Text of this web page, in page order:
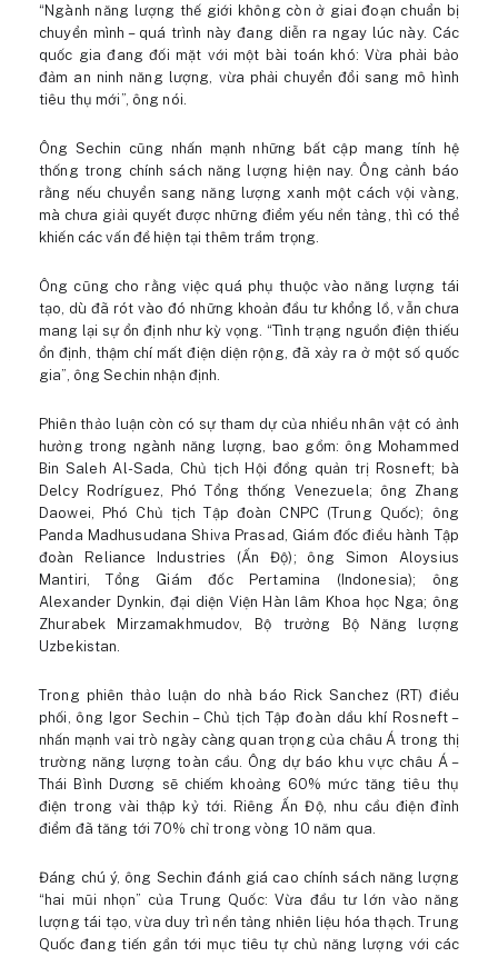
“Ngành năng lượng thế giới không còn ở giai đoạn chuẩn bị
chuyển mình – quá trình này đang diễn ra ngay lúc này. Các
quốc gia đang đối mặt với một bài toán khó: Vừa phải bảo
đảm an ninh năng lượng, vừa phải chuyển đổi sang mô hình
tiêu thụ mới”, ông nói.
Ông Sechin cũng nhấn mạnh những bất cập mang tính hệ
thống trong chính sách năng lượng hiện nay. Ông cảnh báo
rằng nếu chuyển sang năng lượng xanh một cách vội vàng,
mà chưa giải quyết được những điểm yếu nền tảng, thì có thể
khiến các vấn đề hiện tại thêm trầm trọng.
Ông cũng cho rằng việc quá phụ thuộc vào năng lượng tái
tạo, dù đã rót vào đó những khoản đầu tư khổng lồ, vẫn chưa
mang lại sự ổn định như kỳ vọng. “Tình trạng nguồn điện thiếu
ổn định, thậm chí mất điện diện rộng, đã xảy ra ở một số quốc
gia”, ông Sechin nhận định.
Phiên thảo luận còn có sự tham dự của nhiều nhân vật có ảnh
hưởng trong ngành năng lượng, bao gồm: ông Mohammed
Bin Saleh Al-Sada, Chủ tịch Hội đồng quản trị Rosneft; bà
Delcy Rodríguez, Phó Tổng thống Venezuela; ông Zhang
Daowei, Phó Chủ tịch Tập đoàn CNPC (Trung Quốc); ông
Panda Madhusudana Shiva Prasad, Giám đốc điều hành Tập
đoàn Reliance Industries (Ấn Độ); ông Simon Aloysius
Mantiri, Tổng Giám đốc Pertamina (Indonesia); ông
Alexander Dynkin, đại diện Viện Hàn lâm Khoa học Nga; ông
Zhurabek Mirzamakhmudov, Bộ trưởng Bộ Năng lượng
Uzbekistan.
Trong phiên thảo luận do nhà báo Rick Sanchez (RT) điều
phối, ông Igor Sechin – Chủ tịch Tập đoàn dầu khí Rosneft –
nhấn mạnh vai trò ngày càng quan trọng của châu Á trong thị
trường năng lượng toàn cầu. Ông dự báo khu vực châu Á –
Thái Bình Dương sẽ chiếm khoảng 60% mức tăng tiêu thụ
điện trong vài thập kỷ tới. Riêng Ấn Độ, nhu cầu điện đỉnh
điểm đã tăng tới 70% chỉ trong vòng 10 năm qua.
Đáng chú ý, ông Sechin đánh giá cao chính sách năng lượng
“hai mũi nhọn” của Trung Quốc: Vừa đầu tư lớn vào năng
lượng tái tạo, vừa duy trì nền tảng nhiên liệu hóa thạch. Trung
Quốc đang tiến gần tới mục tiêu tự chủ năng lượng với các